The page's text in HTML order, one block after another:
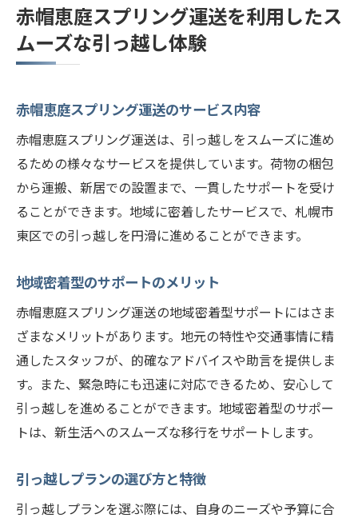
赤帽恵庭スプリング運送を利用したス
ムーズな引っ越し体験
赤帽恵庭スプリング運送のサービス内容
赤帽恵庭スプリング運送は、引っ越しをスムーズに進め
るための様々なサービスを提供しています。荷物の梱包
から運搬、新居での設置まで、一貫したサポートを受け
ることができます。地域に密着したサービスで、札幌市
東区での引っ越しを円滑に進めることができます。
地域密着型のサポートのメリット
赤帽恵庭スプリング運送の地域密着型サポートにはさま
ざまなメリットがあります。地元の特性や交通事情に精
通したスタッフが、的確なアドバイスや助言を提供しま
す。また、緊急時にも迅速に対応できるため、安心して
引っ越しを進めることができます。地域密着型のサポー
トは、新生活へのスムーズな移行をサポートします。
引っ越しプランの選び方と特徴
引っ越しプランを選ぶ際には、自身のニーズや予算に合